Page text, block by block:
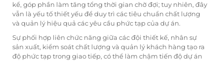
kể, góp phần làm tăng tổng thời gian chờ đợi; tuy nhiên, đây
vẫn là yếu tố thiết yếu để duy trì các tiêu chuẩn chất lượng
và quản lý hiệu quả các yêu cầu phức tạp của dự án.
Sự phối hợp liên chức năng giữa các đội thiết kế, nhân sự
sản xuất, kiểm soát chất lượng và quản lý khách hàng tạo ra
độ phức tạp trong giao tiếp, có thể làm chậm tiến độ dự án